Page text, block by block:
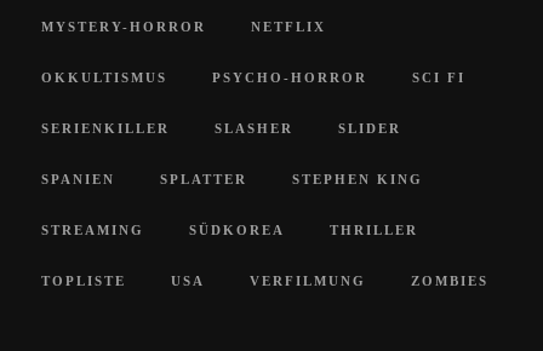
MYSTERY-HORROR NETFLIX
OKKULTISMUS PSYCHO-HORROR SCI FI
SERIENKILLER SLASHER SLIDER
SPANIEN SPLATTER STEPHEN KING
STREAMING SÜDKOREA THRILLER
TOPLISTE USA VERFILMUNG ZOMBIES